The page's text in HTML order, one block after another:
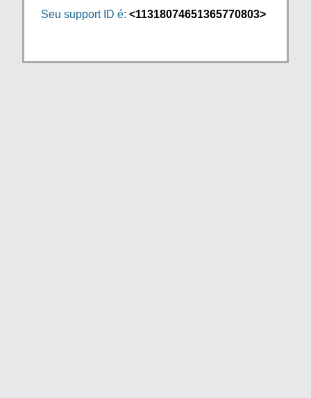
Seu support ID é: <11318074651365770803>